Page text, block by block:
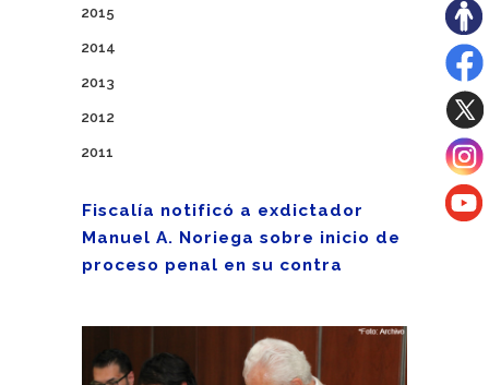
2015
2014
2013
2012
2011
Fiscalía notificó a exdictador
Manuel A. Noriega sobre inicio de
proceso penal en su contra